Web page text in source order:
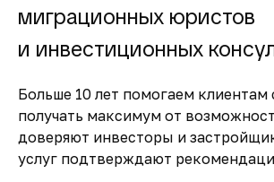
недвижимость
Оплата за объект поступает на
Застройщик сможет получить с
только после ввода объекта в
Комфортное и
безопасное место для
жизни
миграционных юристов
и инвестиционных
Больше 10 лет помогаем клиентам
получать максимум от
доверяют инвесторы и
услуг подтверждают